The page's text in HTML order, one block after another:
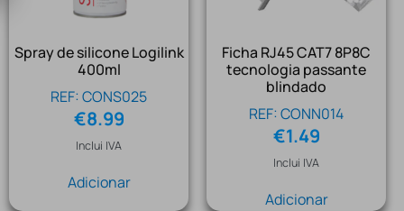
Spray de silicone Logilink
400ml
REF: CONS025
€8.99
Inclui IVA
Adicionar
Ficha RJ45 CAT7 8P8C
tecnologia passante
blindado
REF: CONN014
€1.49
Inclui IVA
Adicionar